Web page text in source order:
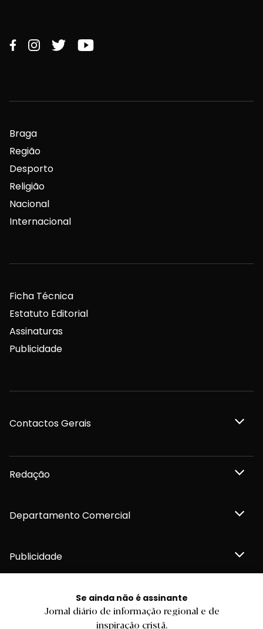
Se ainda não é assinante
Jornal diário de informação regional e de
inspiração cristã.
Braga
Região
Desporto
Religião
Nacional
Internacional
Ficha Técnica
Estatuto Editorial
Assinaturas
Publicidade
Contactos Gerais
Redação
Departamento Comercial
Publicidade
Privacidade e Cookies